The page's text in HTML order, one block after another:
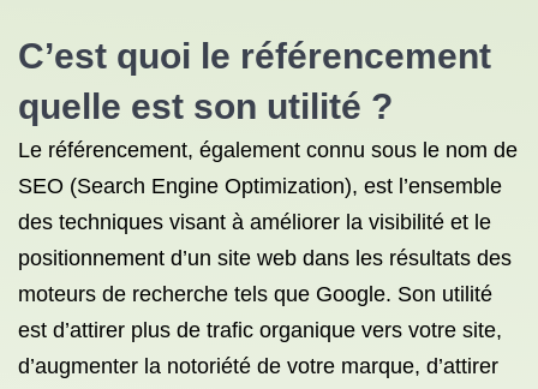
C’est quoi le référencement
quelle est son utilité ?
Le référencement, également connu sous le nom de
SEO (Search Engine Optimization), est l’ensemble
des techniques visant à améliorer la visibilité et le
positionnement d’un site web dans les résultats des
moteurs de recherche tels que Google. Son utilité
est d’attirer plus de trafic organique vers votre site,
d’augmenter la notoriété de votre marque, d’attirer